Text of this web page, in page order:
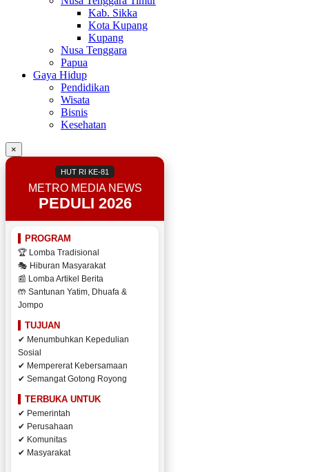
Kab. Sikka
Kota Kupang
Kupang
Nusa Tenggara
Papua
Gaya Hidup
Pendidikan
Wisata
Bisnis
Kesehatan
×
HUT RI KE-81
METRO MEDIA NEWS
PEDULI 2026
PROGRAM
🏆 Lomba Tradisional
🎭 Hiburan Masyarakat
📰 Lomba Artikel Berita
🤲 Santunan Yatim, Dhuafa &
Jompo
TUJUAN
✔ Menumbuhkan Kepedulian
Sosial
✔ Mempererat Kebersamaan
✔ Semangat Gotong Royong
TERBUKA UNTUK
✔ Pemerintah
✔ Perusahaan
✔ Komunitas
✔ Masyarakat